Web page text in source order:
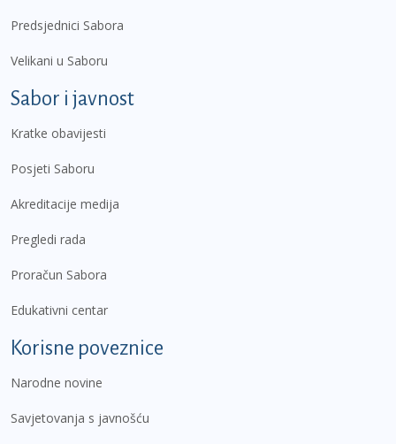
Predsjednici Sabora
Velikani u Saboru
Sabor i javnost
Kratke obavijesti
Posjeti Saboru
Akreditacije medija
Pregledi rada
Proračun Sabora
Edukativni centar
Korisne poveznice
Narodne novine
Savjetovanja s javnošću